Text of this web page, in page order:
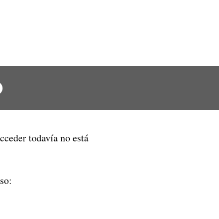
todavía no está